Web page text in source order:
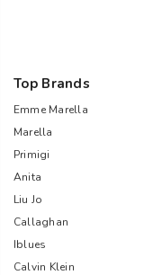
Top Brands
Emme Marella
Marella
Primigi
Anita
Liu Jo
Callaghan
Iblues
Calvin Klein